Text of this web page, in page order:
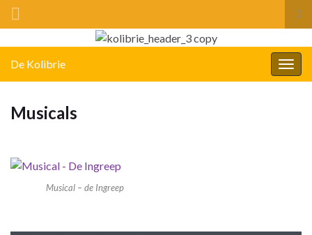
Search for:
De Kolibrie
Musicals
Musical – de Ingreep